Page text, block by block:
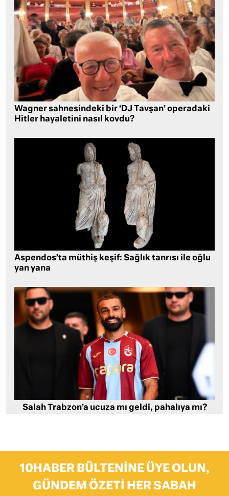
Wagner sahnesindeki bir ‘DJ Tavşan’ operadaki
Hitler hayaletini nasıl kovdu?
Aspendos’ta müthiş keşif: Sağlık tanrısı ile oğlu
yan yana
Salah Trabzon’a ucuza mı geldi, pahalıya mı?
10HABER BÜLTENINE ÜYE OLUN,
GÜNDEM ÖZETI HER SABAH